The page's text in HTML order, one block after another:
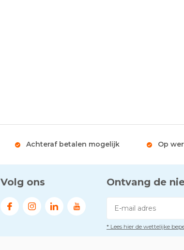
Achteraf betalen mogelijk Op
Volg ons Ontvang de
* Lees hier de wettelijke